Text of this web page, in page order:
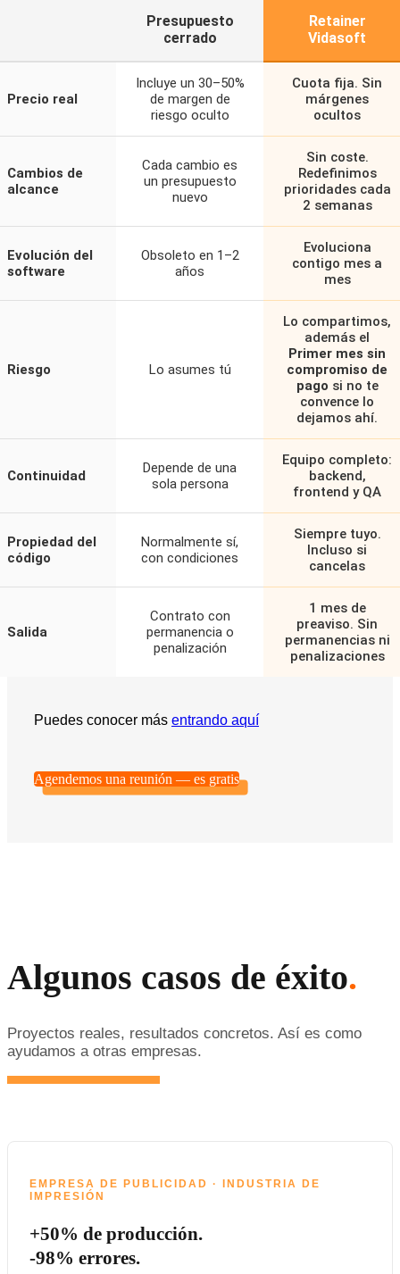
Presupuesto
cerrado
Retainer
Vidasoft
Precio real
Incluye un 30–50%
de margen de
riesgo oculto
Cuota fija. Sin
márgenes
ocultos
Cambios de
alcance
Cada cambio es
un presupuesto
nuevo
Sin coste.
Redefinimos
prioridades cada
2 semanas
Evolución del
software
Obsoleto en 1–2
años
Evoluciona
contigo mes a
mes
Riesgo Lo asumes tú
Lo compartimos,
además el
Primer mes sin
compromiso de
pago si no te
convence lo
dejamos ahí.
Continuidad
Depende de una
sola persona
Equipo completo:
backend,
frontend y QA
Propiedad del
código
Normalmente sí,
con condiciones
Siempre tuyo.
Incluso si
cancelas
Salida
Contrato con
permanencia o
penalización
1 mes de
preaviso. Sin
permanencias ni
penalizaciones
Puedes conocer más entrando aquí
Agendemos una reunión — es gratis
Algunos casos de éxito.
Proyectos reales, resultados concretos. Así es como
ayudamos a otras empresas.
EMPRESA DE PUBLICIDAD · INDUSTRIA DE
IMPRESIÓN
+50% de producción.
-98% errores.